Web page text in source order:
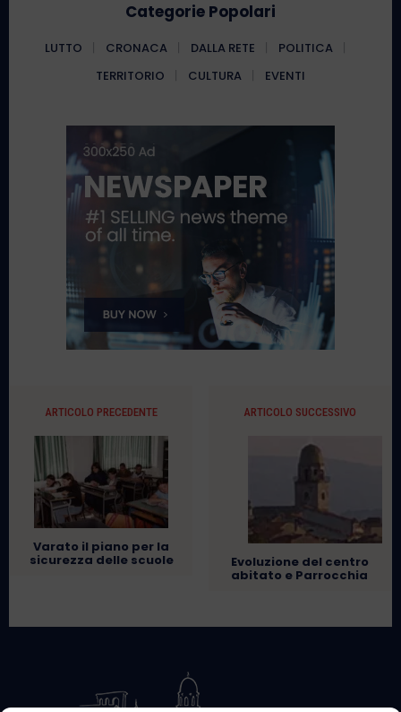
Categorie Popolari
LUTTO CRONACA DALLA RETE
POLITICA
TERRITORIO
CULTURA EVENTI
ARTICOLO PRECEDENTE
Varato il piano per la
sicurezza delle scuole
ARTICOLO SUCCESSIVO
Evoluzione del centro
abitato e Parrocchia